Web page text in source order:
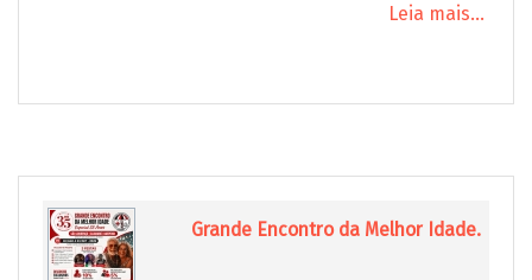
Leia mais...
Grande Encontro da Melhor Idade.